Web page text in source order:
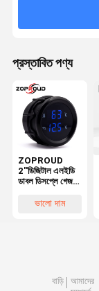
প্রস্তাবিত পণ্য
ZOPROUD
2''ডিজিটাল এলইডি
ডাবল ডিসপ্লে গেজ
ভোল্ট গেজভালো দাম
বাড়ি
আমাদের